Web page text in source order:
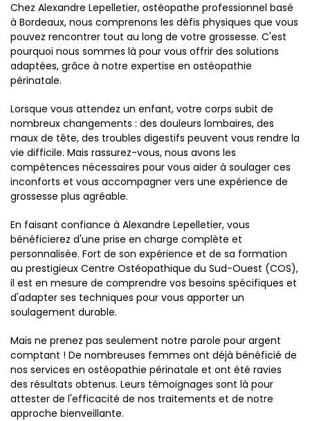
Chez Alexandre Lepelletier, ostéopathe professionnel basé
à Bordeaux, nous comprenons les défis physiques que vous
pouvez rencontrer tout au long de votre grossesse. C'est
pourquoi nous sommes là pour vous offrir des solutions
adaptées, grâce à notre expertise en ostéopathie
périnatale.
Lorsque vous attendez un enfant, votre corps subit de
nombreux changements : des douleurs lombaires, des
maux de tête, des troubles digestifs peuvent vous rendre la
vie difficile. Mais rassurez-vous, nous avons les
compétences nécessaires pour vous aider à soulager ces
inconforts et vous accompagner vers une expérience de
grossesse plus agréable.
En faisant confiance à Alexandre Lepelletier, vous
bénéficierez d'une prise en charge complète et
personnalisée. Fort de son expérience et de sa formation
au prestigieux Centre Ostéopathique du Sud-Ouest (COS),
il est en mesure de comprendre vos besoins spécifiques et
d'adapter ses techniques pour vous apporter un
soulagement durable.
Mais ne prenez pas seulement notre parole pour argent
comptant ! De nombreuses femmes ont déjà bénéficié de
nos services en ostéopathie périnatale et ont été ravies
des résultats obtenus. Leurs témoignages sont là pour
attester de l'efficacité de nos traitements et de notre
approche bienveillante.